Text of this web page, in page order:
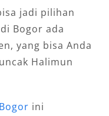
jadi pilihan
Bogor ada
yang bisa Anda
Halimun
ini